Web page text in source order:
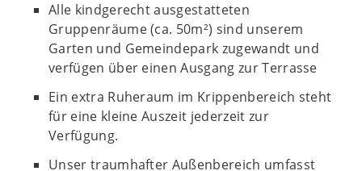
Alle kindgerecht ausgestatteten
Gruppenräume (ca. 50m²) sind unserem
Garten und Gemeindepark zugewandt und
verfügen über einen Ausgang zur Terrasse
Ein extra Ruheraum im Krippenbereich steht
für eine kleine Auszeit jederzeit zur
Verfügung.
Unser traumhafter Außenbereich umfasst